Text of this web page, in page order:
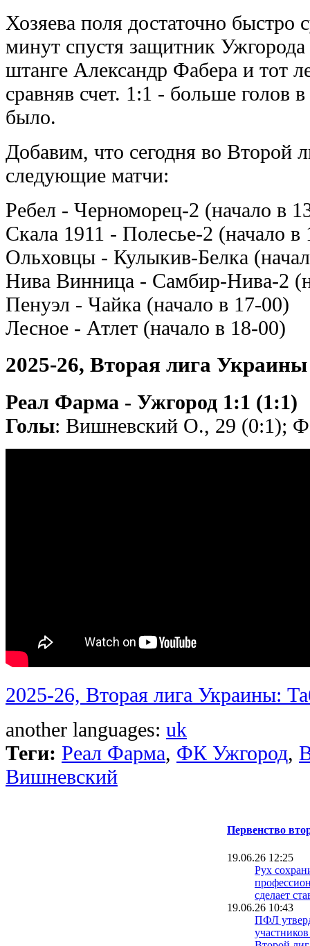
Хозяева поля достаточно быстро
минут спустя защитник
штанге Александр Фабера и тот
сравняв счет. 1:1 - больше голов
было.
Добавим, что сегодня во Второй
следующие матчи:
Ребел - Черноморец-2 (начало в
Скала 1911 - Полесье-2 (начало в
Ольховцы - Кулыкив-Белка
Нива Винница - Самбир-Нива-2
Пенуэл - Чайка (начало в 17-00)
Лесное - Атлет (начало в 18-00)
2025-26, Вторая лига Украины
Реал Фарма - Ужгород 1:1 (1:1)
Голы: Вишневский О., 29 (0:1);
2025-26, Вторая лига Украины:
another languages: uk
Теги: Реал Фарма, ФК Ужгород,
Вишневский
Первенство
19.06.26 12:25
Рух
сделает
19.06.26 10:43
ПФЛ